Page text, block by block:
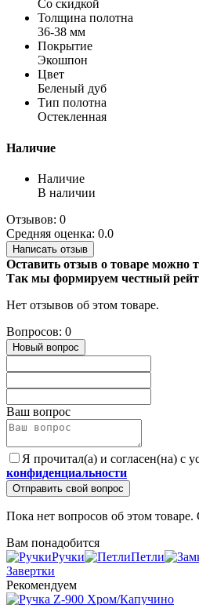
Со скидкой
Толщина полотна
36-38 мм
Покрытие
Экошпон
Цвет
Беленый дуб
Тип полотна
Остекленная
Наличие
Наличие
В наличии
Отзывов: 0
Средняя оценка: 0.0
Написать отзыв
Оставить отзыв о товаре можно
Так мы формируем честный
Нет отзывов об этом товаре.
Вопросов: 0
Новый вопрос
Ваш вопрос
Я прочитал(а) и согласен(на) с
конфиденциальности
Отправить свой вопрос
Пока нет вопросов об этом
Вам понадобится
Ручки
Петли
Завертки
Рекомендуем